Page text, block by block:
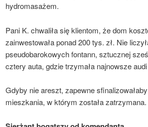
hydromasażem.
Pani K. chwaliła się klientom, że dom
zainwestowała ponad 200 tys. zł. Nie
pseudobarokowych fontann, sztucznej
cztery auta, gdzie trzymała najnowsze
Gdyby nie areszt, zapewne
mieszkania, w którym została zatrzymana.